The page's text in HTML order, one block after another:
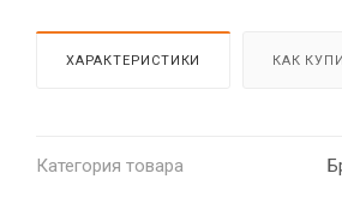
ХАРАКТЕРИСТИКИ КАК
Категория товара